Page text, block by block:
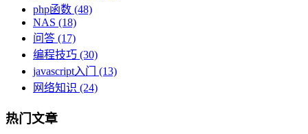
php函数 (48)
NAS (18)
问答 (17)
编程技巧 (30)
javascript入门
(13)
网络知识 (24)
热门文章